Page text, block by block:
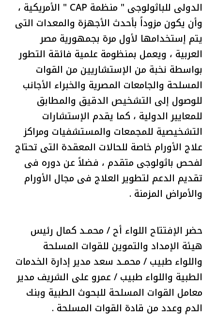
الدولى للباثولوجى " منظمة CAP " الأمريكية ،
وأن يكون مزوداً بأحدث الأجهزة والمعدات التى
يتم إستخدامها لأول مرة بجمهورية مصر
العربية ، ويعمل بمنظومة علمية فائقة التطور
بواسطة نخبة من الإستشاريين من القوات
المسلحة والجامعات المصرية والخبراء الأجانب
للوصول إلى التشخيص الدقيق والمطابق
للمعايير الدولية ، كما يقدم الإستشارات
التشخيصية للمجمعات والمستشفيات ومراكز
علاج الأورام خاصة للحالات المعقدة التى تحتاج
لفحص باثولوجى متقدم ، فضلاً عن دوره فى
تقديم الدعم لتطوير العلاج فى مجال الأورام
والأمراض المزمنة .
حضر الإفتتاح اللواء أح / محمـد كمال رئيس
هيئة الإمداد والتموين للقوات المسلحة
واللواء طبيب / محمـد سعد مدير إدارة الخدمات
الطبية واللواء طبيب / عمرو على الشريف مدير
معامل القوات المسلحة للبحوث الطبية وبنك
الدم وعدد من قادة القوات المسلحة .